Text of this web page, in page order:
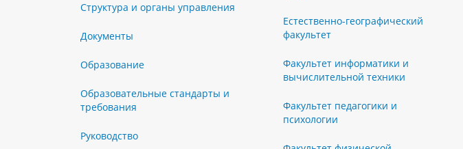
Структура и органы управления
Документы
Образование
Образовательные стандарты и
требования
Руководство
Естественно-географический
факультет
Факультет информатики и
вычислительной техники
Факультет педагогики и
психологии